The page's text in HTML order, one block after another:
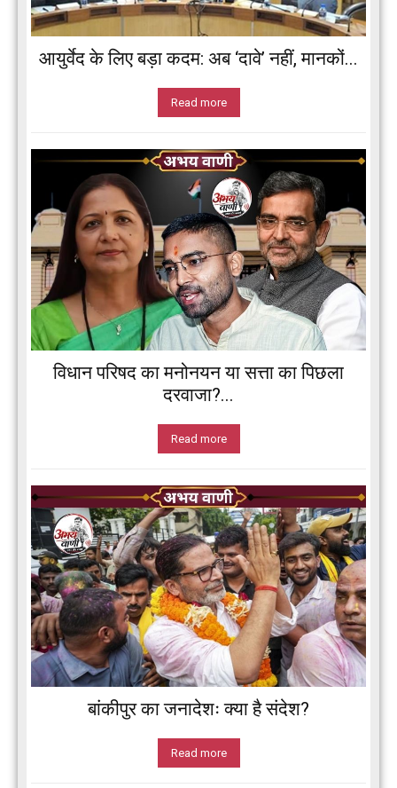
आयुर्वेद के लिए बड़ा कदम: अब ‘दावे’ नहीं, मानकों...
Read more
विधान परिषद का मनोनयन या सत्ता का पिछला
दरवाजा?...
Read more
बांकीपुर का जनादेशः क्या है संदेश?
Read more